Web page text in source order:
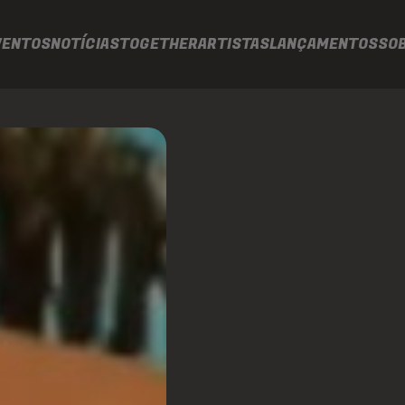
NOTÍCIASTOGETHERARTISTASLANÇAMENTOS